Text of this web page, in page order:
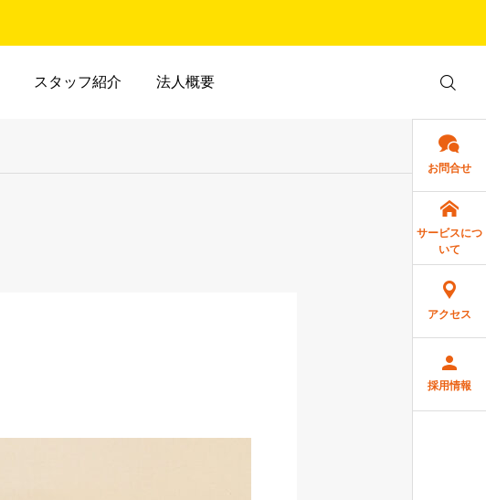
スタッフ紹介 法人概要
お問合せ
サービスにつ
いて
アクセス
採用情報